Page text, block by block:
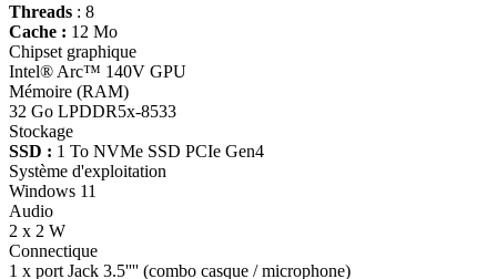
Threads : 8
Cache : 12 Mo
Chipset graphique
Intel® Arc™ 140V GPU
Mémoire (RAM)
32 Go LPDDR5x-8533
Stockage
SSD : 1 To NVMe SSD PCIe Gen4
Système d'exploitation
Windows 11
Audio
2 x 2 W
Connectique
1 x port Jack 3.5'''' (combo casque / microphone)